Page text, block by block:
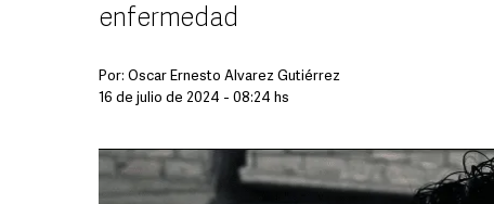
enfermedad
Por: Óscar Ernesto Álvarez Gutiérrez
16 de julio de 2024 - 08:24 hs